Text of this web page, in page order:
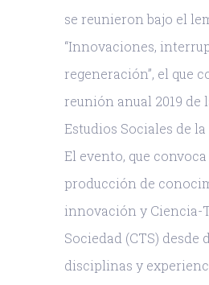
se reunieron bajo el
“Innovaciones,
regeneración”, el que
reunión anual 2019 de
Estudios Sociales de la
El evento, que convoca
producción de
innovación y Ciencia-
Sociedad (CTS) desde
disciplinas y